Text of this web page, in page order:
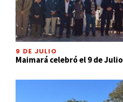
9 DE JULIO
Maimará celebró el 9 de Julio